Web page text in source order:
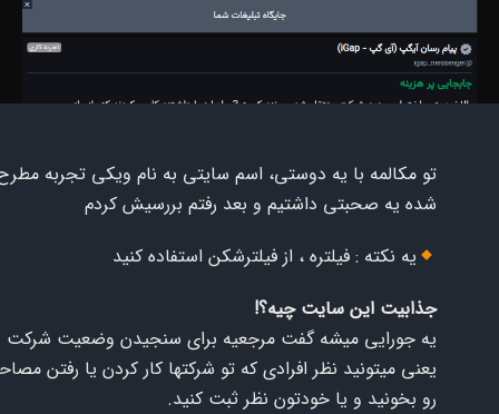
تو مکالمه با یه دوستی، اسم سایتی به نام ویکی تجربه
شده یه صحبتی داشتیم و بعد رفتم بررسیش کردم
یه نکته : فیلتره ، از فیلترشکن استفاده کنید
جذابیت این سایت چیه؟!
یه جورایی میشه گفت مرجعیه برای سنجیدن وضعیت شرکت
یعنی میتونید نظر افرادی که تو شرکتها کار کردن یا رفتن
رو بخونید و یا خودتون نظر ثبت کنید.